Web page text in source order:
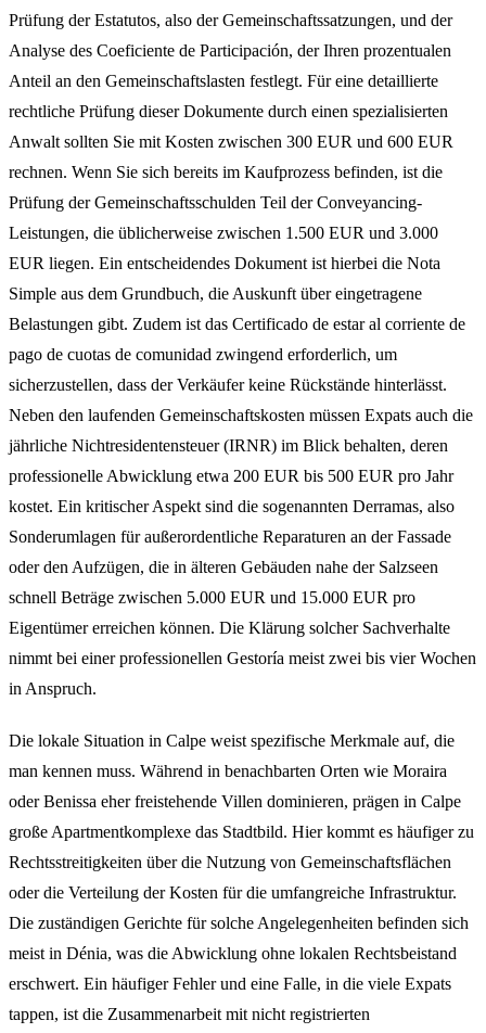
Prüfung der Estatutos, also der Gemeinschaftssatzungen, und der
Analyse des Coeficiente de Participación, der Ihren prozentualen
Anteil an den Gemeinschaftslasten festlegt. Für eine detaillierte
rechtliche Prüfung dieser Dokumente durch einen spezialisierten
Anwalt sollten Sie mit Kosten zwischen 300 EUR und 600 EUR
rechnen. Wenn Sie sich bereits im Kaufprozess befinden, ist die
Prüfung der Gemeinschaftsschulden Teil der Conveyancing-
Leistungen, die üblicherweise zwischen 1.500 EUR und 3.000
EUR liegen. Ein entscheidendes Dokument ist hierbei die Nota
Simple aus dem Grundbuch, die Auskunft über eingetragene
Belastungen gibt. Zudem ist das Certificado de estar al corriente de
pago de cuotas de comunidad zwingend erforderlich, um
sicherzustellen, dass der Verkäufer keine Rückstände hinterlässt.
Neben den laufenden Gemeinschaftskosten müssen Expats auch die
jährliche Nichtresidentensteuer (IRNR) im Blick behalten, deren
professionelle Abwicklung etwa 200 EUR bis 500 EUR pro Jahr
kostet. Ein kritischer Aspekt sind die sogenannten Derramas, also
Sonderumlagen für außerordentliche Reparaturen an der Fassade
oder den Aufzügen, die in älteren Gebäuden nahe der Salzseen
schnell Beträge zwischen 5.000 EUR und 15.000 EUR pro
Eigentümer erreichen können. Die Klärung solcher Sachverhalte
nimmt bei einer professionellen Gestoría meist zwei bis vier Wochen
in Anspruch.
Die lokale Situation in Calpe weist spezifische Merkmale auf, die
man kennen muss. Während in benachbarten Orten wie Moraira
oder Benissa eher freistehende Villen dominieren, prägen in Calpe
große Apartmentkomplexe das Stadtbild. Hier kommt es häufiger zu
Rechtsstreitigkeiten über die Nutzung von Gemeinschaftsflächen
oder die Verteilung der Kosten für die umfangreiche Infrastruktur.
Die zuständigen Gerichte für solche Angelegenheiten befinden sich
meist in Dénia, was die Abwicklung ohne lokalen Rechtsbeistand
erschwert. Ein häufiger Fehler und eine Falle, in die viele Expats
tappen, ist die Zusammenarbeit mit nicht registrierten